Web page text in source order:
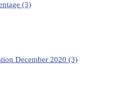
(3)
December 2020 (3)